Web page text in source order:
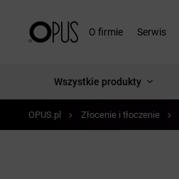
O firmie Serwis
Wszystkie produkty
OPUS.pl Złocenie i tłoczenie